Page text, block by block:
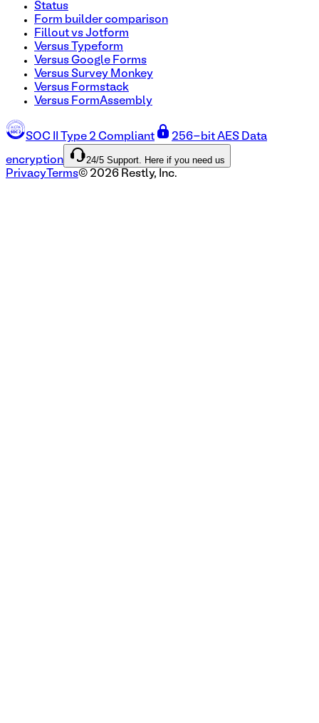
Status
Form builder comparison
Fillout vs Jotform
Versus Typeform
Versus Google Forms
Versus Survey Monkey
Versus Formstack
Versus FormAssembly
SOC II Type 2 Compliant 256-bit AES Data
encryption 24/5 Support. Here if you need us
Privacy Terms© 2026 Restly, Inc.